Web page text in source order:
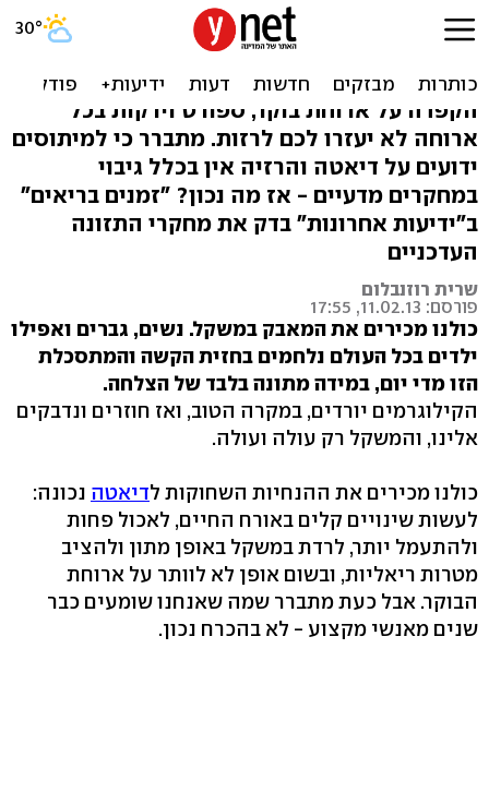
תתפלאו: ירידה מהירה
במשקל עדיפה מאיטית
הקפדה על ארוחת בוקר, ספורט וירקות בכל
ארוחה לא יעזרו לכם לרזות. מתברר כי למיתוסים
ידועים על דיאטה והרזיה אין בכלל גיבוי
במחקרים מדעיים - אז מה נכון? "זמנים בריאים"
ב"ידיעות אחרונות" בדק את מחקרי התזונה
העדכניים
שרית רוזנבלום
פורסם: 11.02.13, 17:55
כולנו מכירים את המאבק במשקל. נשים, גברים ואפילו
ילדים בכל העולם נלחמים בחזית הקשה והמתסכלת
הזו מדי יום, במידה מתונה בלבד של הצלחה.
הקילוגרמים יורדים, במקרה הטוב, ואז חוזרים ונדבקים
אלינו, והמשקל רק עולה ועולה.
כולנו מכירים את ההנחיות השחוקות לדיאטה נכונה:
לעשות שינויים קלים באורח החיים, לאכול פחות
ולהתעמל יותר, לרדת במשקל באופן מתון ולהציב
מטרות ריאליות, ובשום אופן לא לוותר על ארוחת
הבוקר. אבל כעת מתברר שמה שאנחנו שומעים כבר
שנים מאנשי מקצוע - לא בהכרח נכון.